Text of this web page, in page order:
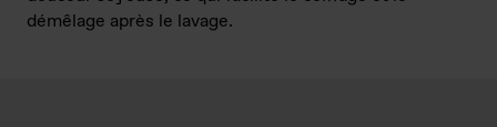
démêlage après le lavage.